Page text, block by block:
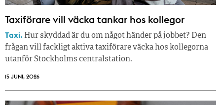
Taxiförare vill väcka tankar hos kollegor
Taxi. Hur skyddad är du om något händer på jobbet? Den
frågan vill fackligt aktiva taxiförare väcka hos kollegorna
utanför Stockholms centralstation.
15 JUNI, 2026